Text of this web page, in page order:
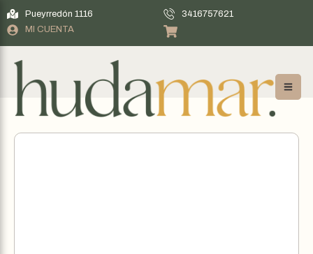
Pueyrredón 1116
3416757621
MI CUENTA